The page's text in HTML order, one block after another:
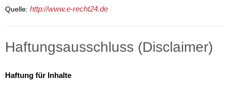
Quelle: http://www.e-recht24.de
Haftungsausschluss (Disclaimer)
Haftung für Inhalte